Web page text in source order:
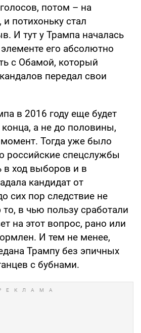
потом – на
потихоньку стал
И тут у Трампа началась
его абсолютно
с Обамой, который
передал свои
в 2016 году еще будет
а не до половины,
Тогда уже было
российские спецслужбы
в ход выборов и в
кандидат от
сих пор следствие не
в чью пользу сработали
на этот вопрос, рано или
И тем не менее,
Трампу без эпичных
с бубнами.